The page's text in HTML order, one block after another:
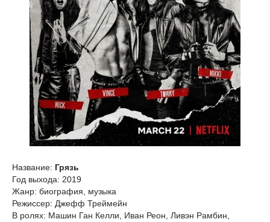
Название: Грязь
Год выхода: 2019
Жанр: биография, музыка
Режиссер: Джефф Треймейн
В ролях: Машин Ган Келли, Иван Реон, Ливэн Рамбин,